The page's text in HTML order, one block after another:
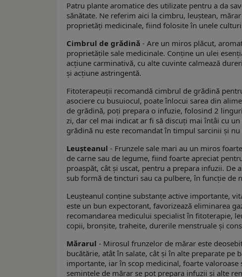
Patru plante aromatice des utilizate pentru a da
sănătate. Ne referim aici la cimbru, leuștean,
proprietăți medicinale, fiind folosite în unele
Cimbrul de grădină - Are un miros plăcut,
proprietățile sale medicinale. Conține un ulei
acțiune carminativă, cu alte cuvinte calmează
și acțiune astringentă.
Fitoterapeuții recomandă cimbrul de grădină
asociere cu busuiocul, poate înlocui sarea din
de grădină, poți prepara o infuzie, folosind 2
zi, dar cel mai indicat ar fi să discuți mai întâi cu
grădină nu este recomandat în timpul sarcinii și
Leușteanul - Frunzele sale mari au un miros
de carne sau de legume, fiind foarte apreciat
proaspăt, cât și uscat, pentru a prepara infuzii.
sub formă de tincturi sau ca pulbere, în funcție de
Leușteanul conține substanțe active importante,
este un bun expectorant, favorizează eliminarea
recomandarea medicului specialist în fitoterapie,
copii, bronșite, traheite, durerile menstruale și
Mărarul - Mirosul frunzelor de mărar este
bucătărie, atât în salate, cât și în alte preparate pe
importante, iar în scop medicinal, foarte
semințele de mărar se pot prepara infuzii și alte